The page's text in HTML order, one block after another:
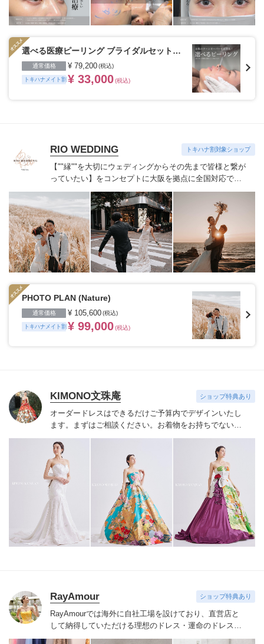
選べる医療ピーリング ブライダルセット（3
回）通常価格 ¥ 79,200(税込)
トキハナメイト割 ¥ 33,000(税込)
RIO WEDDING トキハナ割対象ショップ
【""縁""を大切にウェディングからその先まで皆様と繋が
っていたい】をコンセプトに 大阪を拠点に全国対応で活
動しています。【キャンセル規定】予約確定後~45日前:5
万円 (申込金にて相殺)44日前~15日前:プラン料金の
50%14日前~4日前:プラン料金の80%
3日前~当日:プラン
料金の100%
PHOTO PLAN (Nature)
通常価格 ¥ 105,600(税込)
トキハナメイト割 ¥ 99,000(税込)
KIMONO文珠庵 ショップ特典あり
オーダードレスはできるだけご予算内でデザインいたし
ます。
まずはご相談ください。お着物をお持ちでない場
合は当店でご用意させていただきます。
RayAmour ショップ特典あり
RayAmourでは海外に自社工場を設けており、直営店と
して納得していただける理想のドレス・運命のドレスへ
と最後まで完全サポート致します。